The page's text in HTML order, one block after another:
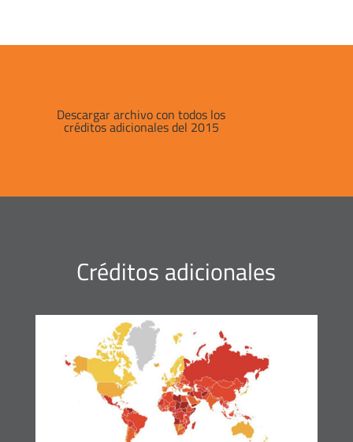
Descargar archivo con todos los
créditos adicionales del 2015
Créditos adicionales